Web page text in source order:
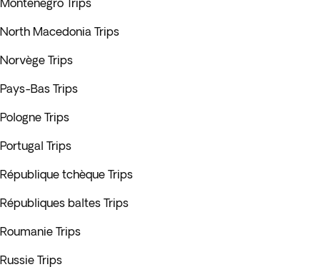
Montenegro Trips
North Macedonia Trips
Norvège Trips
Pays-Bas Trips
Pologne Trips
Portugal Trips
République tchèque Trips
Républiques baltes Trips
Roumanie Trips
Russie Trips